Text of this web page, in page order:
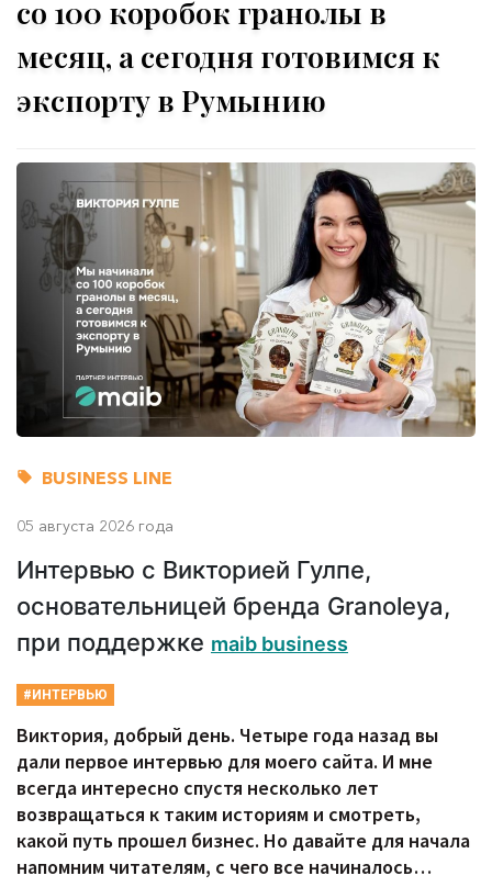
BUSINESS LINE
05 августа 2026 года
со 100 коробок гранолы в
месяц, а сегодня готовимся к
экспорту в Румынию
Интервью с Викторией Гулпе,
основательницей бренда Granoleya,
при поддержке maib business
#ИНТЕРВЬЮ
Виктория, добрый день. Четыре года назад вы
дали первое интервью для моего сайта. И мне
всегда интересно спустя несколько лет
возвращаться к таким историям и смотреть,
какой путь прошел бизнес. Но давайте для начала
напомним читателям, с чего все начиналось…